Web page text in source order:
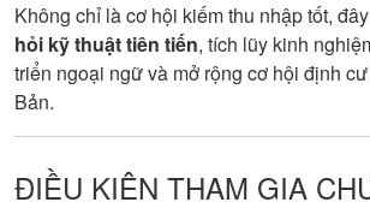
Không chỉ là cơ hội kiếm thu nhập tốt,
hỏi kỹ thuật tiên tiến, tích lũy kinh
triển ngoại ngữ và mở rộng cơ hội định
Bản.
ĐIỀU KIỆN THAM GIA